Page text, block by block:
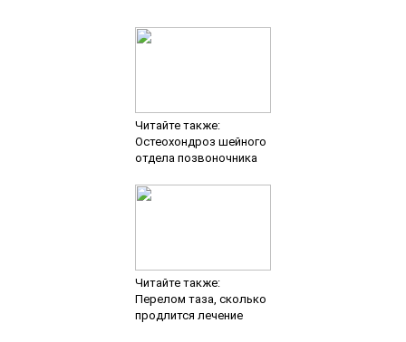
Читайте также:
Остеохондроз шейного
отдела позвоночника
Читайте также:
Перелом таза, сколько
продлится лечение